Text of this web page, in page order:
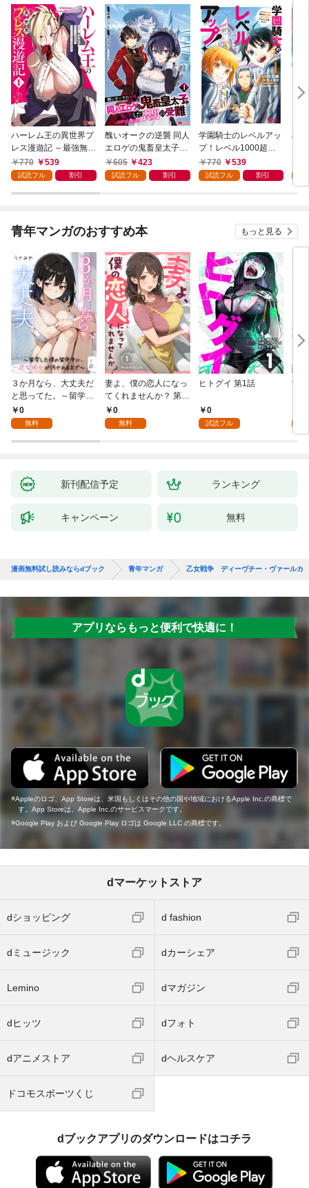
ハーレム王の異世界プ
レス漫遊記 ～最強無双
のおじさんはあらゆる
種族を嫁にする～（コ
770 539
試読フル 割引
醜いオークの逆襲 同人
エロゲの鬼畜皇太子に
転生した喪男の受難
（コミック） 1
605 423
試読フル 割引
学園騎士のレベルアッ
プ！レベル1000超え
の転生者、落ちこぼれ
クラスに入学。そし
770 539
試読フル 割引
村
青年マンガのおすすめ本 もっと見る
３か月なら、大丈夫だ
と思ってた。～留学し
た僕の留守中に、一途
な彼女が汚されるまで
0
無料
妻よ、僕の恋人になっ
てくれませんか？ 第1
話0
無料
ヒトグイ 第1話
0
試読フル
世
新刊配信予定 ランキング
キャンペーン 無料
漫画無料試し読みならdブック 青年マンガ 乙女戦争 ディーヴチー・ヴァールカ
アプリならもっと便利で快適に！
Appleのロゴ、App Storeは、米国もしくはその他の国や地域におけるApple Inc.の商標で
す。App Storeは、Apple Inc.のサービスマークです。
Google Play および Google Play ロゴは Google LLC の商標です。
dマーケットストア
dショッピング d fashion
dミュージック dカーシェア
Lemino dマガジン
dヒッツ dフォト
dアニメストア dヘルスケア
ドコモスポーツくじ
dブックアプリのダウンロードはコチラ